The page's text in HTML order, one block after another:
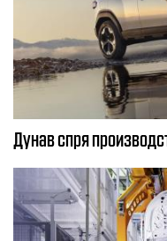
Дунав спря